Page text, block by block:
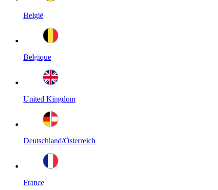
België
Belgique
United Kingdom
Deutschland/Österreich
France